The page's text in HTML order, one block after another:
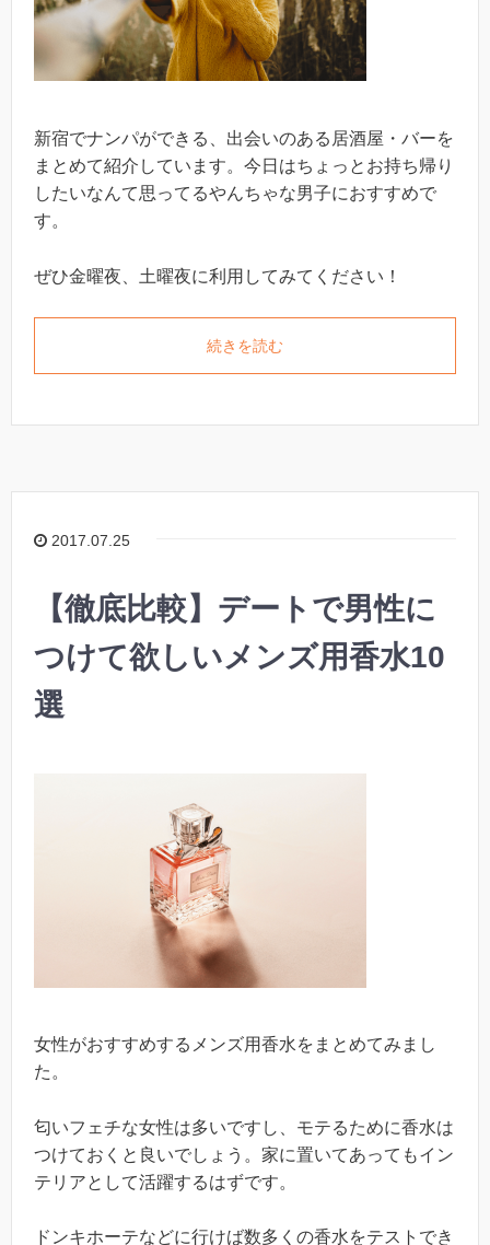
新宿でナンパができる、出会いのある居酒屋・バーを
まとめて紹介しています。今日はちょっとお持ち帰り
したいなんて思ってるやんちゃな男子におすすめで
す。
ぜひ金曜夜、土曜夜に利用してみてください！
続きを読む
2017.07.25
【徹底比較】デートで男性に
つけて欲しいメンズ用香水10
選
女性がおすすめするメンズ用香水をまとめてみまし
た。
匂いフェチな女性は多いですし、モテるために香水は
つけておくと良いでしょう。家に置いてあってもイン
テリアとして活躍するはずです。
ドンキホーテなどに行けば数多くの香水をテストでき